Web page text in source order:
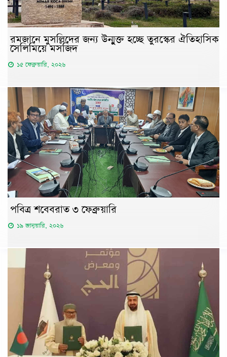
রমজানে মুসল্লিদের জন্য উন্মুক্ত হচ্ছে তুরস্কের ঐতিহাসিক
সেলিমিয়ে মসজিদ
১৫ ফেব্রুয়ারি, ২০২৬
পবিত্র শবেবরাত ৩ ফেব্রুয়ারি
১৯ জানুয়ারি, ২০২৬